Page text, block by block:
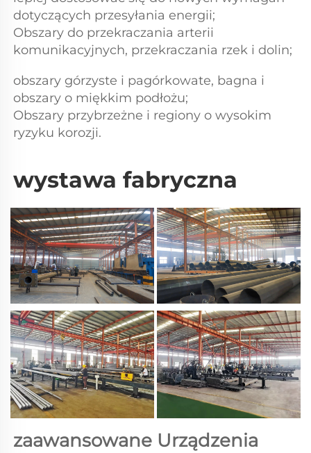
dotyczących przesyłania energii;
Obszary do przekraczania arterii
komunikacyjnych, przekraczania rzek i dolin;
obszary górzyste i pagórkowate, bagna i
obszary o miękkim podłożu;
Obszary przybrzeżne i regiony o wysokim
ryzyku korozji.
wystawa fabryczna
zaawansowane Urządzenia